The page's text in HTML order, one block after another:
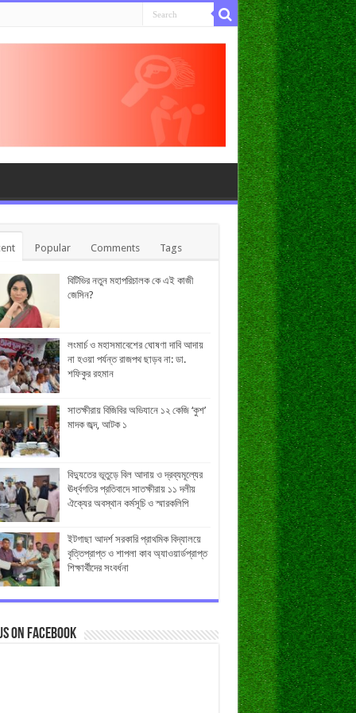
Popular Comments Tags
বিটিভির নতুন মহাপরিচালক কে এই কাজী
জেসিন?
লংমার্চ ও মহাসমাবেশের ঘোষণা দাবি আদায়
না হওয়া পর্যন্ত রাজপথ ছাড়ব না: ডা.
শফিকুর রহমান
সাতক্ষীরায় বিজিবির অভিযানে ১২ কেজি ‘কুশ’
মাদক জব্দ, আটক ১
বিদ্যুতের ভূতুড়ে বিল আদায় ও দ্রব্যমূল্যের
ঊর্ধ্বগতির প্রতিবাদে সাতক্ষীরায় ১১ দলীয়
ঐক্যের অবস্থান কর্মসূচি ও স্মারকলিপি
ইটগাছা আদর্শ সরকারি প্রাথমিক বিদ্যালয়ে
বৃত্তিপ্রাপ্ত ও শাপলা কাব অ্যাওয়ার্ডপ্রাপ্ত
শিক্ষার্থীদের সংবর্ধনা
on Facebook